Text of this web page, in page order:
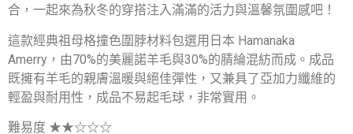
合，一起來為秋冬的穿搭注入滿滿的活力與溫馨氛圍感吧！
這款經典祖母格撞色圍脖材料包選用日本 Hamanaka
Amerry，由70%的美麗諾羊毛與30%的腈綸混紡而成。成品
既擁有羊毛的親膚溫暖與絕佳彈性，又兼具了亞加力纖維的
輕盈與耐用性，成品不易起毛球，非常實用。
難易度 ★★☆☆☆